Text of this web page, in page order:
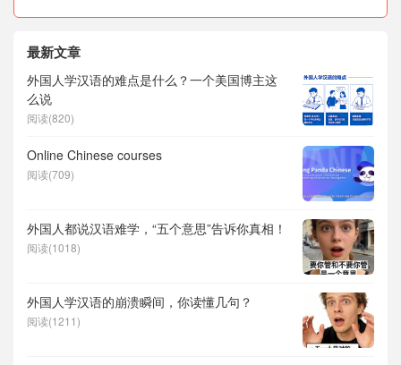
最新文章
外国人学汉语的难点是什么？一个美国博主这
么说
阅读(820)
Online Chinese courses
阅读(709)
外国人都说汉语难学，“五个意思”告诉你真相！
阅读(1018)
外国人学汉语的崩溃瞬间，你读懂几句？
阅读(1211)